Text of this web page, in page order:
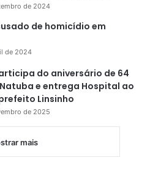
de 2024
de homicídio em
de 2024
do aniversário de 64
e entrega Hospital ao
Linsinho
de 2025
mais